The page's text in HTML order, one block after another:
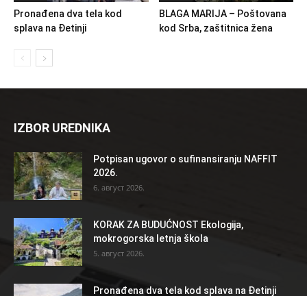
Pronađena dva tela kod
splava na Đetinji
BLAGA MARIJA – Poštovana
kod Srba, zaštitnica žena
IZBOR UREDNIKA
Potpisan ugovor o sufinansiranju NAFFIT
2026.
6. август 2026.
KORAK ZA BUDUĆNOST Ekologija,
mokrogorska letnja škola
5. август 2026.
Pronađena dva tela kod splava na Đetinji